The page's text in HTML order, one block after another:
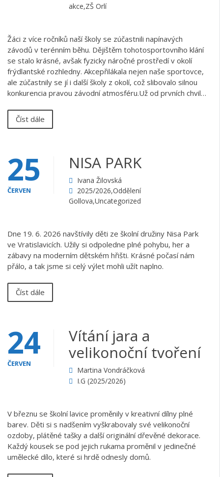
akce,ZŠ Orlí
Žáci z více ročníků naší školy se zúčastnili napínavých
závodů v terénním běhu. Dějištěm tohotosportovního klání
se stalo krásné, avšak fyzicky náročné prostředí v okolí
frýdlantské rozhledny. Akcepřilákala nejen naše sportovce,
ale zúčastnily se jí i další školy z okolí, což slibovalo silnou
konkurencia pravou závodní atmosféru.Už od prvních chvil…
Číst dále
25
ČERVEN
NISA PARK
Ivana Žilovská
2025/2026,Oddělení
Gollova,Uncategorized
Dne 19. 6. 2026 navštívily děti ze školní družiny Nisa Park
ve Vratislavicích. Užily si odpoledne plné pohybu, her a
zábavy na moderním dětském hřišti. Krásné počasí nám
přálo, a tak jsme si celý výlet mohli užít naplno.
Číst dále
24
ČERVEN
Vítání jara a
velikonoční tvoření
Martina Vondráčková
I.G (2025/2026)
V březnu se školní lavice proměnily v kreativní dílny plné
barev. Děti si s nadšením vyškrabovaly své velikonoční
ozdoby, plátěné tašky a další originální dřevěné dekorace.
Každý kousek se pod jejich rukama proměnil v jedinečné
umělecké dílo, které si hrdě odnesly domů.